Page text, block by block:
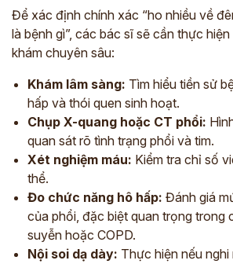
Để xác định chính xác “ho nhiều về
là bệnh gì”, các bác sĩ sẽ cần thực
khám chuyên sâu:
Khám lâm sàng: Tìm hiểu tiền sử
hấp và thói quen sinh hoạt.
Chụp X-quang hoặc CT phổi:
quan sát rõ tình trạng phổi và tim.
Xét nghiệm máu: Kiểm tra chỉ số
thể.
Đo chức năng hô hấp: Đánh giá
của phổi, đặc biệt quan trọng trong
suyễn hoặc COPD.
Nội soi dạ dày: Thực hiện nếu